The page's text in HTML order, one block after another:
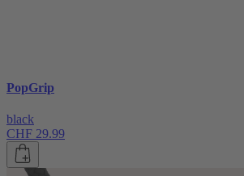
PopGrip
black
CHF 29.99